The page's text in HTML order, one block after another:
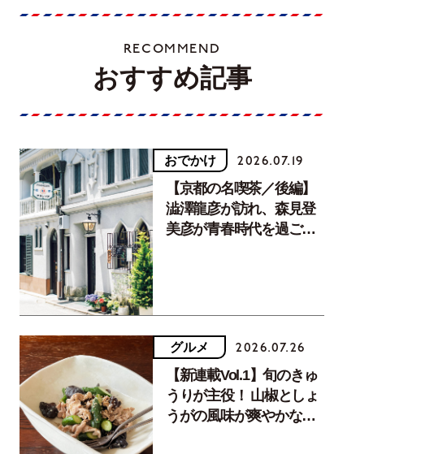
RECOMMEND
おすすめ記事
おでかけ 2026.07.19
【京都の名喫茶／後編】
澁澤龍彦が訪れ、森見登
美彦が青春時代を過ごし
グルメ 2026.07.26
【新連載Vol.1】旬のきゅ
うりが主役！ 山椒としょ
うがの風味が爽やかな、